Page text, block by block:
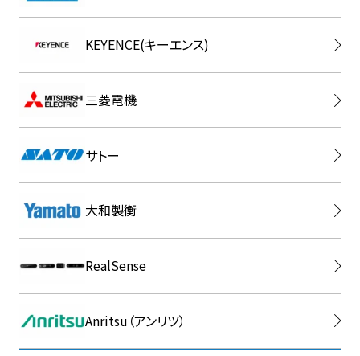
KEYENCE(キーエンス)
三菱電機
サトー
大和製衡
RealSense
Anritsu（アンリツ）